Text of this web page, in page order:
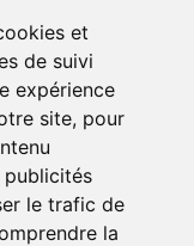
et
de suivi
expérience
site, pour
publicités
le trafic de
la
chez vous
un Point
la pharmacie
casiers extérieurs